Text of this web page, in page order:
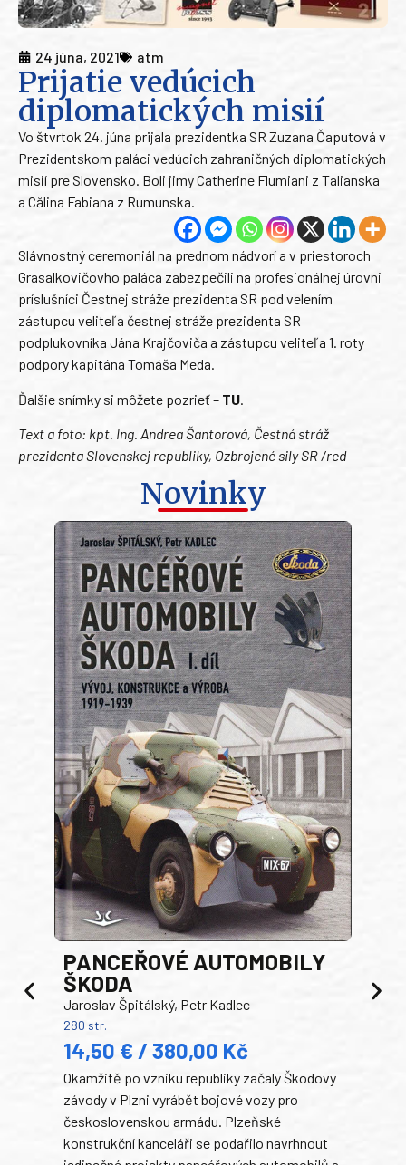
24 júna, 2021 atm
Prijatie vedúcich
diplomatických misií
Vo štvrtok 24. júna prijala prezidentka SR Zuzana Čaputová v
Prezidentskom paláci vedúcich zahraničných diplomatických
misií pre Slovensko. Boli jimy Catherine Flumiani z Talianska
a Călina Fabiana z Rumunska.
Slávnostný ceremoniál na prednom nádvorí a v priestoroch
Grasalkovičovho paláca zabezpečili na profesionálnej úrovni
príslušníci Čestnej stráže prezidenta SR pod velením
zástupcu veliteľa čestnej stráže prezidenta SR
podplukovníka Jána Krajčoviča a zástupcu veliteľa 1. roty
podpory kapitána Tomáša Meda.
Ďalšie snímky si môžete pozrieť – TU
Text a foto: kpt. Ing. Andrea Šantorová, Čestná stráž
prezidenta Slovenskej republiky, Ozbrojené sily SR /red
Novinky
PANCEŘOVÉ AUTOMOBILY
ŠKODA
Jaroslav Špitálský, Petr Kadlec
280 str.
14,50 € / 380,00 Kč
Okamžitě po vzniku republiky začaly Škodovy
závody v Plzni vyrábět bojové vozy pro
československou armádu. Plzeňské
konstrukční kanceláři se podařilo navrhnout